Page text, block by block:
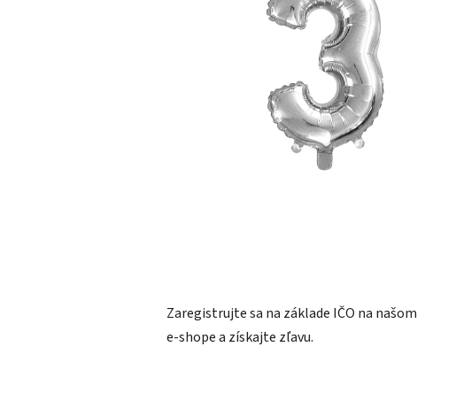
Zaregistrujte sa na základe IČO na našom
e-shope a získajte zľavu.